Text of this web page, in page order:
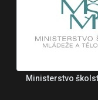
Ministerstvo